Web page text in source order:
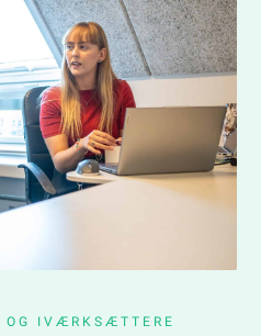
OG IVÆRKSÆTTERE